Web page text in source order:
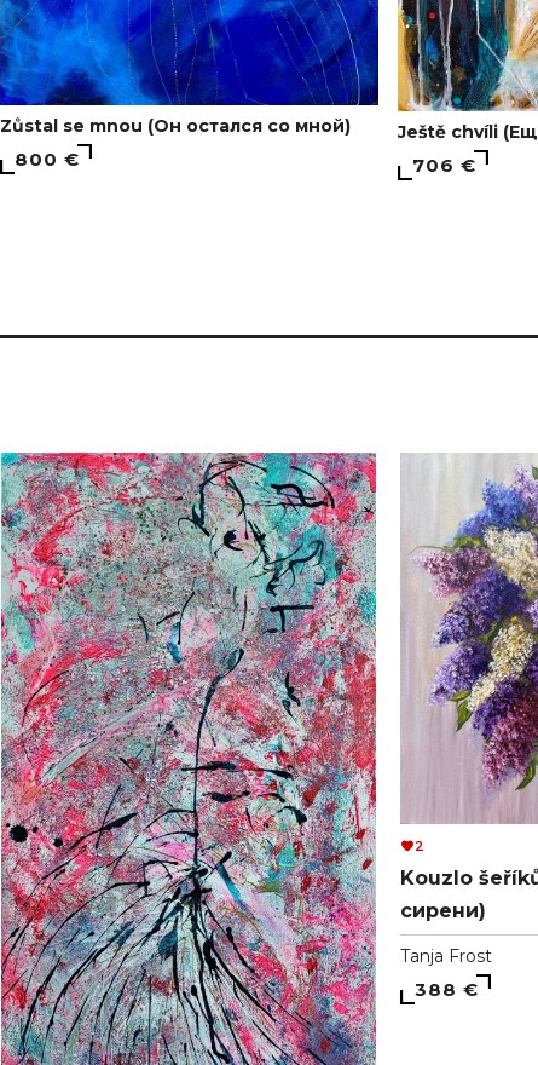
Zůstal se mnou (Он остался со мной)
800 €
Ještě chvíli
706 €
2
Kouzlo
сирени)
Tanja Frost
388 €